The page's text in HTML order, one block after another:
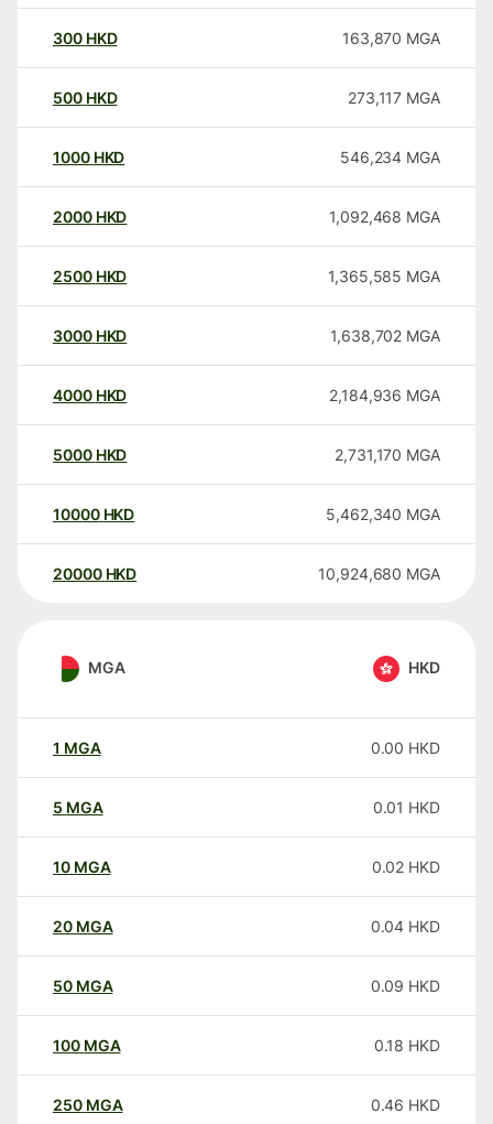
300 HKD 163,870 MGA
500 HKD 273,117 MGA
1000 HKD 546,234 MGA
2000 HKD 1,092,468 MGA
2500 HKD 1,365,585 MGA
3000 HKD 1,638,702 MGA
4000 HKD 2,184,936 MGA
5000 HKD 2,731,170 MGA
10000 HKD 5,462,340 MGA
20000 HKD 10,924,680 MGA
MGA HKD
1 MGA 0.00 HKD
5 MGA 0.01 HKD
10 MGA 0.02 HKD
20 MGA 0.04 HKD
50 MGA 0.09 HKD
100 MGA 0.18 HKD
250 MGA 0.46 HKD